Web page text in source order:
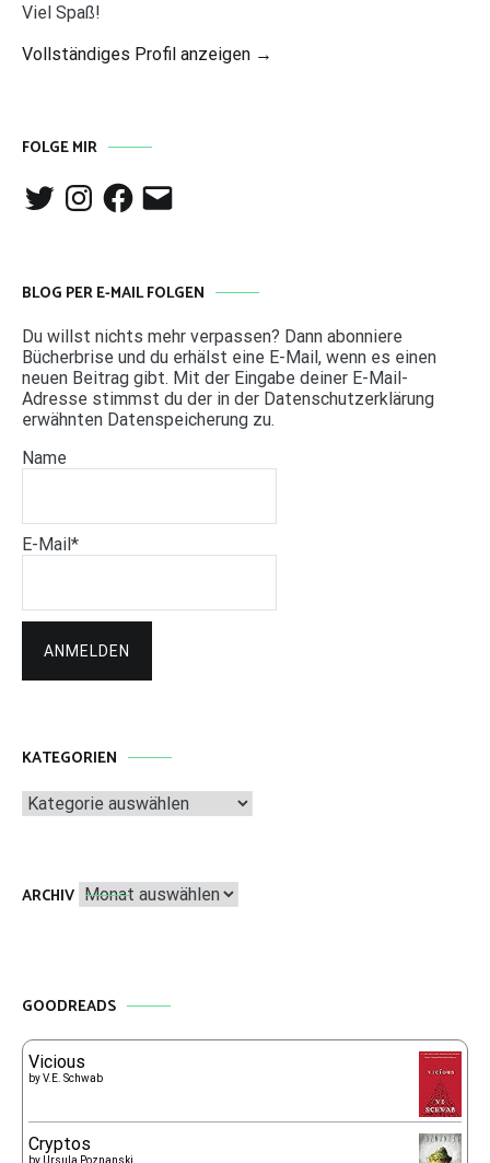
Viel Spaß!
Vollständiges Profil anzeigen →
FOLGE MIR
TwitterInstagramFacebook
E-
Mail
BLOG PER E-MAIL FOLGEN
Du willst nichts mehr verpassen? Dann abonniere
Bücherbrise und du erhälst eine E-Mail, wenn es einen
neuen Beitrag gibt. Mit der Eingabe deiner E-Mail-
Adresse stimmst du der in der Datenschutzerklärung
erwähnten Datenspeicherung zu.
Name
E-Mail*
KATEGORIEN
Kategorien
ARCHIV Archiv
GOODREADS
Vicious
byV.E. Schwab
Cryptos
by Ursula Poznanski